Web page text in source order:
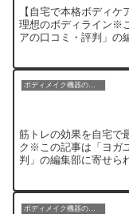
【自宅で本格ボディ
理想のボディライン※
アの口コミ・評判」の
ボディメイク機器のレビュー
筋トレの効果を自宅で
ク※この記事は「ヨガ
判」の編集部に寄せら